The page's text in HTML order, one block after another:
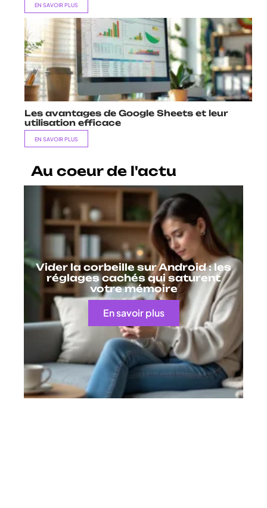
EN SAVOIR PLUS
Les avantages de Google Sheets et leur
utilisation efficace
EN SAVOIR PLUS
Au coeur de l'actu
Vider la corbeille sur Android : les
réglages cachés qui saturent
votre mémoire
En savoir plus